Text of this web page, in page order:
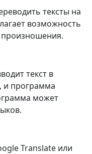
тексты на
возможность
произношения.
текст в
и программа
может
Translate или